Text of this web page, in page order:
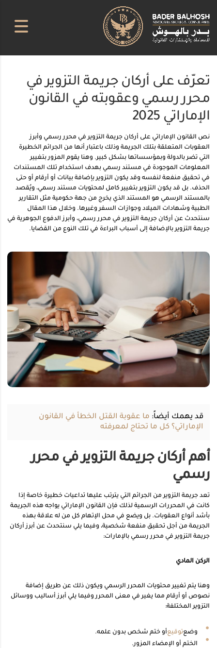
تعرّف على أركان جريمة التزوير في
محرر رسمي وعقوبته في القانون
الإماراتي 2025
نص القانون الإماراتي على أركان جريمة التزوير في محرر رسمي وأبرز
العقوبات المتعلقة بتلك الجريمة وذلك باعتبار أنها من الجرائم الخطيرة
التي تضر بالدولة وبمؤسساتها بشكل كبير. وهنا يقوم المزور بتغيير
المعلومات الموجودة في مستند رسمي بهدف استخدام تلك المستندات
في تحقيق منفعة لنفسه وقد يكون التزوير بإضافة بيانات أو أرقام أو حتى
الحذف. بل قد يكون التزوير بتغيير كامل لمحتويات مستند رسمي، ويُقصد
بالمستند الرسمي هو المستند الذي يخرج من جهة حكومية مثل التقارير
الطبية وشهادات الميلاد وجوازات السفر وغيرها. وخلال هذا المقال
سنتحدث عن أركان جريمة التزوير في محرر رسمي، وأبرز الدفوع الجوهرية في
جريمة التزوير بالإضافة إلى أسباب البراءة في تلك النوع من القضايا.
قد يهمك أيضاً: ما عقوبة القتل الخطأ في القانون
الإماراتي؟ كل ما تحتاج لمعرفته
أهم أركان جريمة التزوير في محرر
رسمي
تعد جريمة التزوير من الجرائم التي يترتب عليها تداعيات خطيرة خاصة إذا
كانت في المحررات الرسمية لذلك فإن القانون الإماراتي يواجه هذه الجريمة
بأشد أنواع العقوبات. بل ويضع في محل الإتهام كل من له علاقة بهذه
الجريمة من أجل تحقيق منفعة شخصية، وفيما يلي سنتحدث عن أبرز أركان
جريمة التزوير في محرر رسمي بالإمارات:
الركن المادي
وهنا يتم تغيير محتويات المحرر الرسمي ويكون ذلك عن طريق إضافة
نصوص أو أرقام مما يغير في معنى المحرر وفيما يلي أبرز أساليب ووسائل
التزوير المختلفة:
وضعتوقيعأو ختم شخص بدون علمه.
الختم أو الإمضاء المزور.